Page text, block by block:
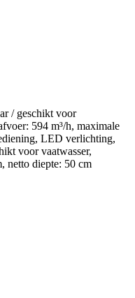
/ geschikt voor
594 m³/h, maximale
LED verlichting,
voor vaatwasser,
netto diepte: 50 cm